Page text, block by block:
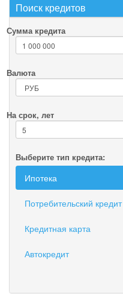
Поиск кредитов
Сумма кредита
Валюта
На срок, лет
Выберите тип кредита:
Ипотека
Потребительский кредит
Кредитная карта
Автокредит